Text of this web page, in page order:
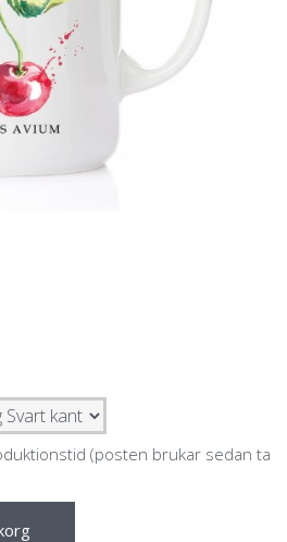
(posten brukar sedan ta